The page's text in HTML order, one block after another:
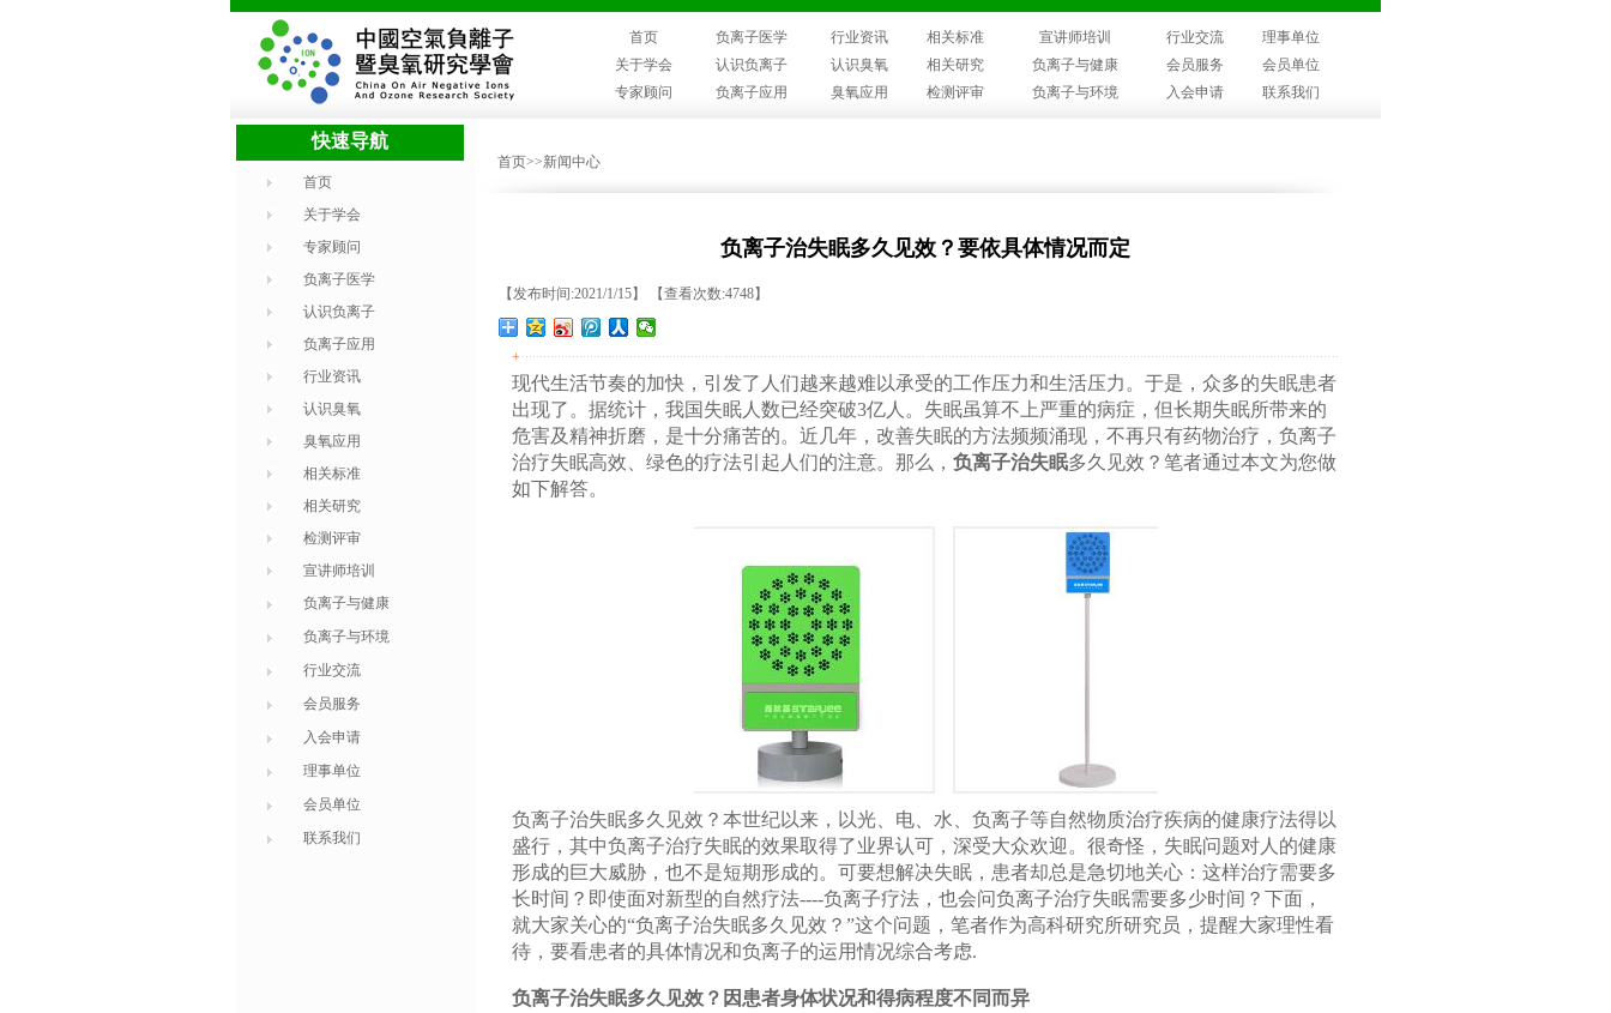
首页 负离子医学 行业资讯 相关标准 宣讲师培训 行业交流
理事单位
关于学会
认识负离子 认识臭氧 相关研究 负离子与健康 会员服务
会员单位
专家顾问
负离子应用 臭氧应用 检测评审 负离子与环境 入会申请 联系我们
快速导航
首页
关于学会
专家顾问
负离子医学
认识负离子
负离子应用
行业资讯
认识臭氧
臭氧应用
相关标准
相关研究
检测评审
宣讲师培训
负离子与健康
负离子与环境
行业交流
会员服务
入会申请
理事单位
会员单位
联系我们
首页>>新闻中心
负离子治失眠多久见效？要依具体情况而定
【发布时间:2021/1/15】 【查看次数:4748】
+
现代生活节奏的加快，引发了人们越来越难以承受的工作压力和生活压力。于是，众多的失眠患者
出现了。据统计，我国失眠人数已经突破3亿人。失眠虽算不上严重的病症，但长期失眠所带来的
危害及精神折磨，是十分痛苦的。近几年，改善失眠的方法频频涌现，不再只有药物治疗，负离子
治疗失眠高效、绿色的疗法引起人们的注意。那么， 负离子治失眠多久见效？笔者通过本文为您做
如下解答。
负离子治失眠多久见效？本世纪以来，以光、电、水、负离子等自然物质治疗疾病的健康疗法得以
盛行，其中负离子治疗失眠的效果取得了业界认可，深受大众欢迎。很奇怪，失眠问题对人的健康
形成的巨大威胁，也不是短期形成的。可要想解决失眠，患者却总是急切地关心：这样治疗需要多
长时间？即使面对新型的自然疗法----负离子疗法，也会问负离子治疗失眠需要多少时间？下面，
就大家关心的“负离子治失眠多久见效？”这个问题，笔者作为高科研究所研究员，提醒大家理性看
待，要看患者的具体情况和负离子的运用情况综合考虑.
负离子治失眠多久见效？因患者身体状况和得病程度不同而异